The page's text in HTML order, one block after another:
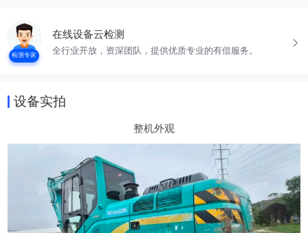
检测专家
在线设备云检测
全行业开放，资深团队，提供优质专业的有偿服务。
设备实拍
整机外观